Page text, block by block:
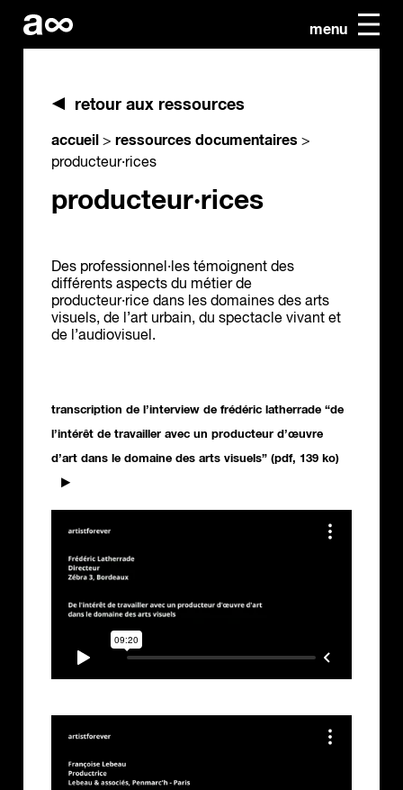
menu
retour aux ressources
accueil > ressources documentaires >
producteur·rices
producteur·rices
Des professionnel·les témoignent des
différents aspects du métier de
producteur·rice dans les domaines des arts
visuels, de l’art urbain, du spectacle vivant et
de l’audiovisuel.
transcription de l’interview de frédéric latherrade “de
l’intérêt de travailler avec un producteur d’œuvre
d’art dans le domaine des arts visuels” (pdf, 139 ko)